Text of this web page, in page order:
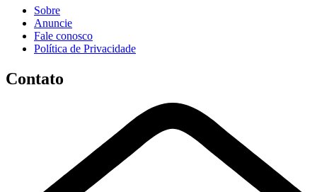
Sobre
Anuncie
Fale conosco
Política de Privacidade
Contato